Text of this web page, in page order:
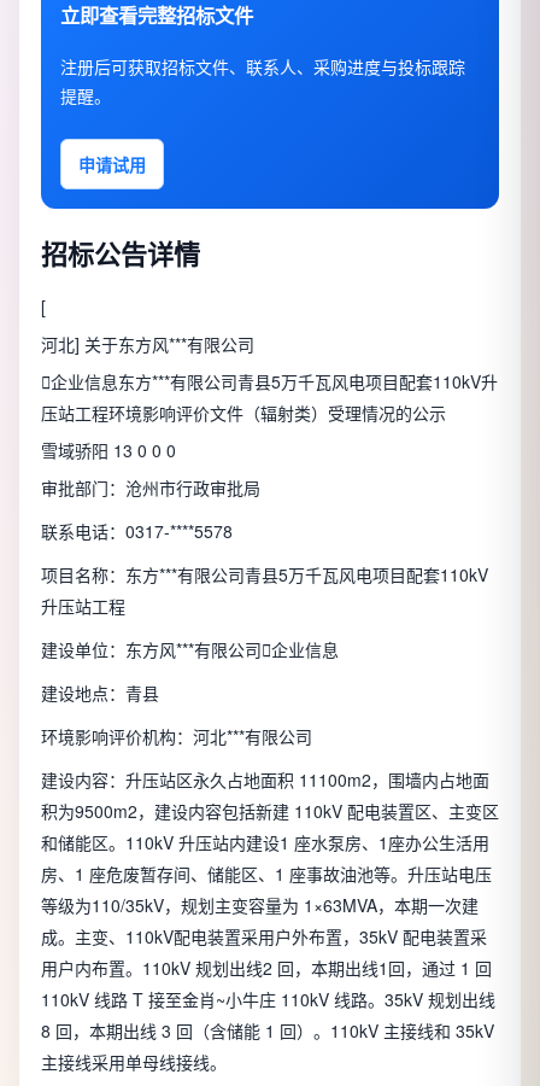
立即查看完整招标文件
注册后可获取招标文件、联系人、采购进度与投标跟踪
提醒。
申请试用
招标公告详情
[
河北] 关于东方风***有限公司
企业信息东方***有限公司青县5万千瓦风电项目配套110kV升
压站工程环境影响评价文件（辐射类）受理情况的公示
雪域骄阳 13 0 0 0
审批部门：沧州市行政审批局
联系电话：0317-****5578
项目名称：东方***有限公司青县5万千瓦风电项目配套110kV
升压站工程
建设单位：东方风***有限公司企业信息
建设地点：青县
环境影响评价机构：河北***有限公司
建设内容：升压站区永久占地面积 11100m2，围墙内占地面
积为9500m2，建设内容包括新建 110kV 配电装置区、主变区
和储能区。110kV 升压站内建设1 座水泵房、1座办公生活用
房、1 座危废暂存间、储能区、1 座事故油池等。升压站电压
等级为110/35kV，规划主变容量为 1×63MVA，本期一次建
成。主变、110kV配电装置采用户外布置，35kV 配电装置采
用户内布置。110kV 规划出线2 回，本期出线1回，通过 1 回
110kV 线路 T 接至金肖~小牛庄 110kV 线路。35kV 规划出线
8 回，本期出线 3 回（含储能 1 回）。110kV 主接线和 35kV
主接线采用单母线接线。